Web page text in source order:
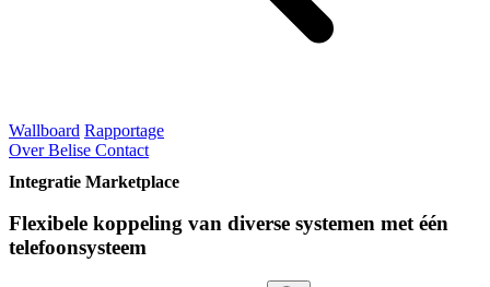
Wallboard Rapportage
Over Belise Contact
Integratie Marketplace
Flexibele koppeling van diverse systemen met één
telefoonsysteem